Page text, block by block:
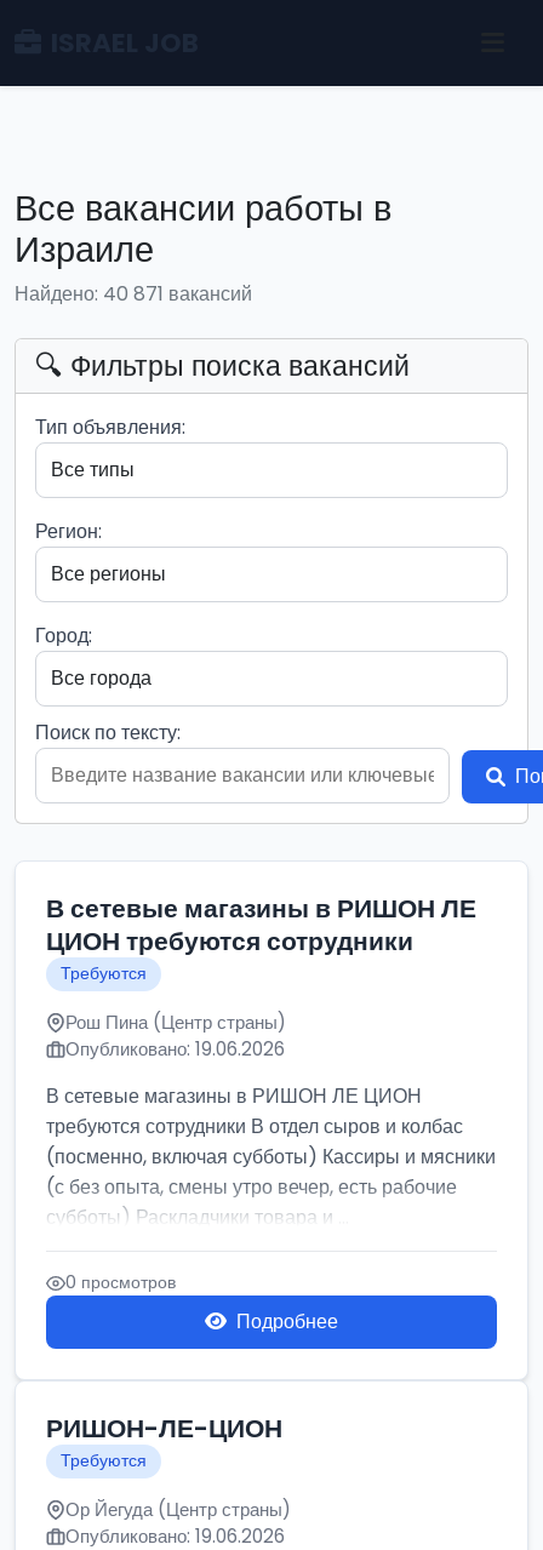
Все вакансии работы в
Израиле
Найдено: 40 871 вакансий
🔍 Фильтры поиска вакансий
Тип объявления:
Регион:
Город:
Поиск по тексту:
В сетевые магазины в РИШОН ЛЕ
ЦИОН требуются сотрудники
Требуются
Рош Пина (Центр страны)
Опубликовано: 19.06.2026
В сетевые магазины в РИШОН ЛЕ ЦИОН
требуются сотрудники В отдел сыров и колбас
(посменно, включая субботы) Кассиры и мясники
(с без опыта, смены утро вечер, есть рабочие
субботы) Раскладчики товара и ...
0 просмотров
Подробнее
РИШОН-ЛЕ-ЦИОН
Требуются
Ор Йегуда (Центр страны)
Опубликовано: 19.06.2026